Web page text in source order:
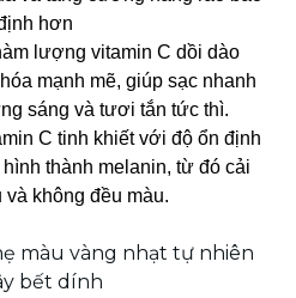
hơn
lượng vitamin C dồi dào
mạnh mẽ, giúp sạc nhanh
sáng và tươi tắn tức thì.
C tinh khiết với độ ổn định
thành melanin, từ đó cải
không đều màu.
màu vàng nhạt tự nhiên
bết dính